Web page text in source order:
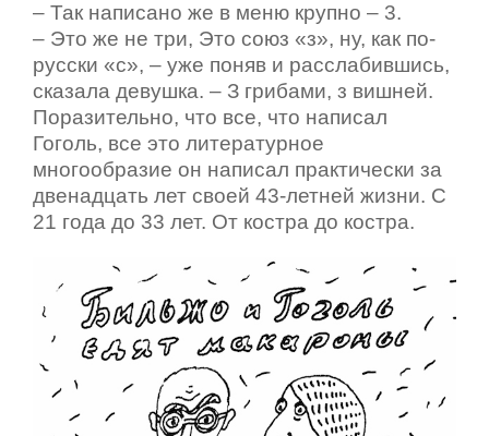
– Так написано же в меню крупно – 3.
– Это же не три, Это союз «з», ну, как по-
русски «с», – уже поняв и расслабившись,
сказала девушка. – З грибами, з вишней.
Поразительно, что все, что написал
Гоголь, все это литературное
многообразие он написал практически за
двенадцать лет своей 43-летней жизни. С
21 года до 33 лет. От костра до костра.